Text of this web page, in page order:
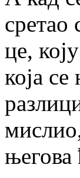
сре­тао
це,
ко­ја